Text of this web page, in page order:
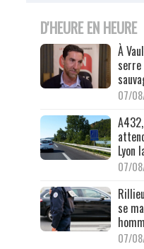
D'HEURE EN HEURE
À
07/
Lyon
07/
se
07/